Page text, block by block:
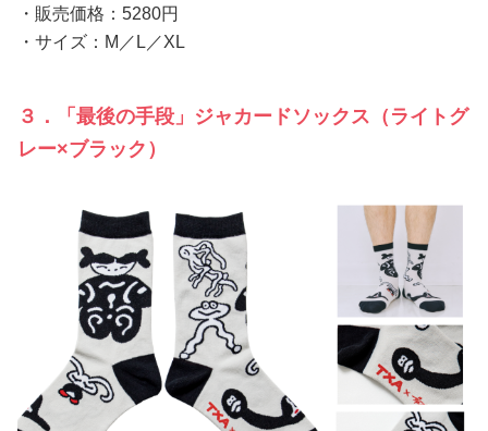
・販売価格：5280円
・サイズ：M／L／XL
３．「最後の手段」ジャカードソックス（ライトグ
レー×ブラック）